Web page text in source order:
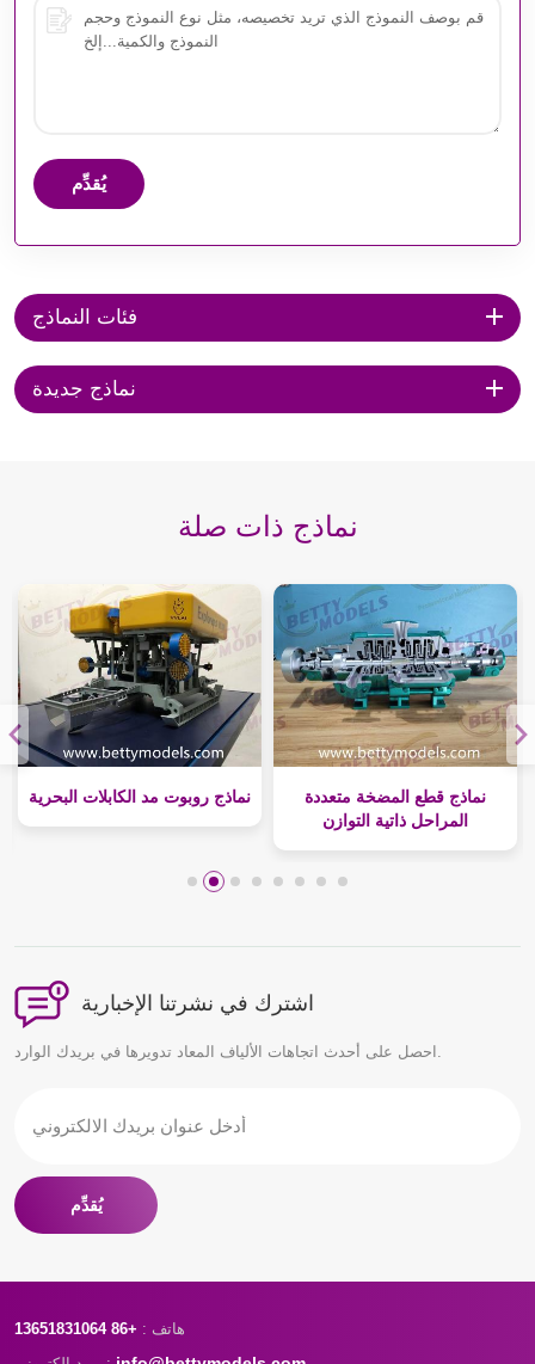
يُقدِّم
فئات النماذج
نماذج جديدة
نماذج ذات صلة
نماذج روبوت مد الكابلات البحرية
نماذج قطع المضخة متعددة
المراحل ذاتية التوازن
اشترك في نشرتنا الإخبارية
يُقدِّم
هاتف : +86 13651831064